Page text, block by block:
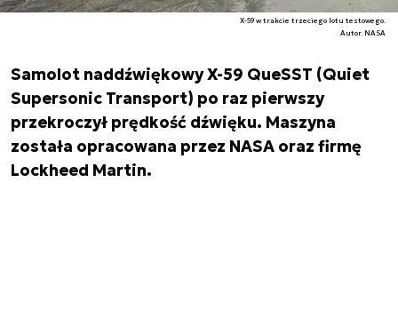
X-59 w trakcie trzeciego lotu testowego.
Autor. NASA
Samolot naddźwiękowy X-59 QueSST (Quiet
Supersonic Transport) po raz pierwszy
przekroczył prędkość dźwięku. Maszyna
została opracowana przez NASA oraz firmę
Lockheed Martin.